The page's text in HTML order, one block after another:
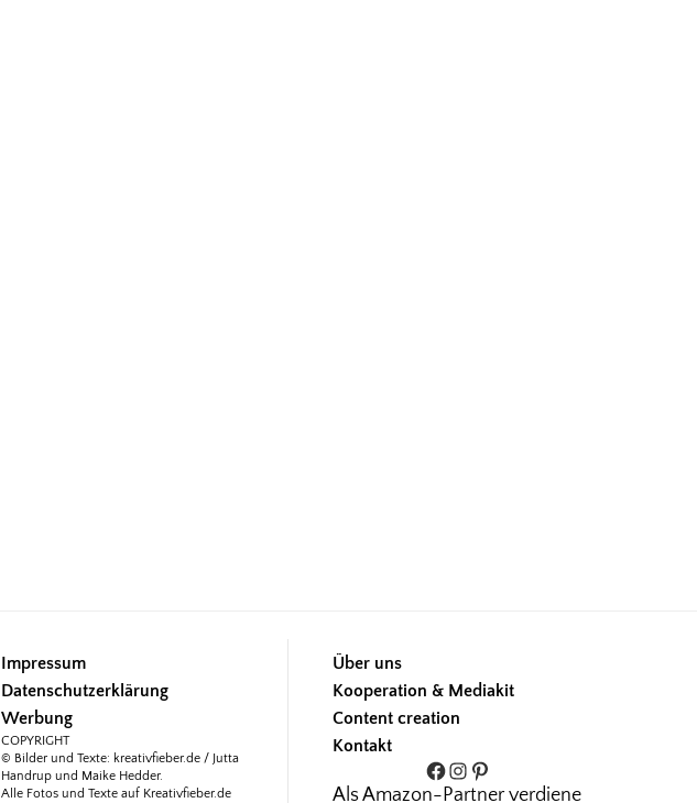
Impressum
Datenschutzerklärung
Werbung
COPYRIGHT
© Bilder und Texte: kreativfieber.de / Jutta
Handrup und Maike Hedder.
Alle Fotos und Texte auf Kreativfieber.de
Über uns
Kooperation & Mediakit
Content creation
Kontakt
Facebook
Instagram
Pinterest
Als Amazon-Partner verdiene